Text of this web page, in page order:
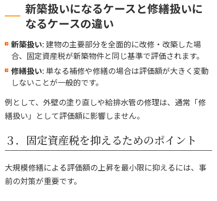
新築扱いになるケースと修繕扱いに
なるケースの違い
新築扱い: 建物の主要部分を全面的に改修・改築した場
合、固定資産税が新築物件と同じ基準で評価されます。
修繕扱い: 単なる補修や修繕の場合は評価額が大きく変動
しないことが一般的です。
例として、外壁の塗り直しや給排水管の修理は、通常「修
繕扱い」として評価額に影響しません。
３．固定資産税を抑えるためのポイント
大規模修繕による評価額の上昇を最小限に抑えるには、事
前の対策が重要です。